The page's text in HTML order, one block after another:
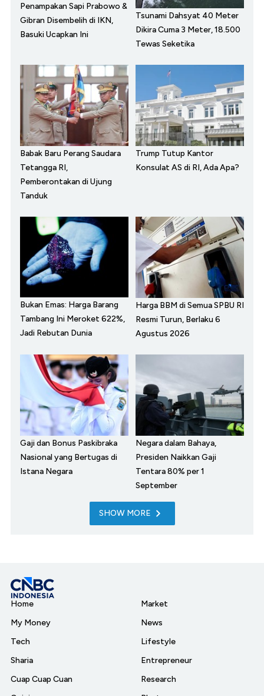
Penampakan Sapi Prabowo &
Gibran Disembelih di IKN,
Basuki Ucapkan Ini
Tsunami Dahsyat 40 Meter
Dikira Cuma 3 Meter, 18.500
Tewas Seketika
Babak Baru Perang Saudara
Tetangga RI,
Pemberontakan di Ujung
Tanduk
Trump Tutup Kantor
Konsulat AS di RI, Ada Apa?
Bukan Emas: Harga Barang
Tambang Ini Meroket 622%,
Jadi Rebutan Dunia
Harga BBM di Semua SPBU RI
Resmi Turun, Berlaku 6
Agustus 2026
Gaji dan Bonus Paskibraka
Nasional yang Bertugas di
Istana Negara
Negara dalam Bahaya,
Presiden Naikkan Gaji
Tentara 80% per 1
September
SHOW MORE
Home
My Money
Tech
Sharia
Cuap Cuap Cuan
Market
News
Lifestyle
Entrepreneur
Research